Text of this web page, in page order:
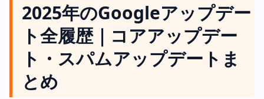
2025年のGoogleアップデー
ト全履歴｜コアアップデー
ト・スパムアップデートま
とめ